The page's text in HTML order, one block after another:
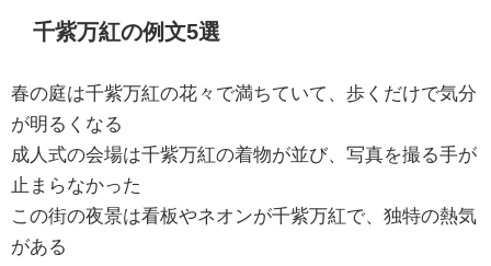
千紫万紅の例文5選
春の庭は千紫万紅の花々で満ちていて、歩くだけで気分
が明るくなる
成人式の会場は千紫万紅の着物が並び、写真を撮る手が
止まらなかった
この街の夜景は看板やネオンが千紫万紅で、独特の熱気
がある